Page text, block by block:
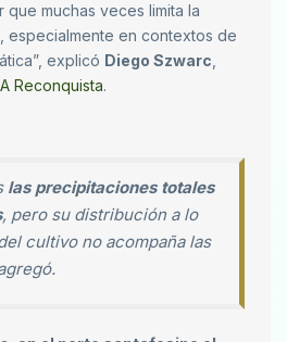
que muchas veces limita la
especialmente en contextos de
explicó Diego Szwarc
Reconquista.
las precipitaciones totales
, pero su distribución a lo
cultivo no acompaña las